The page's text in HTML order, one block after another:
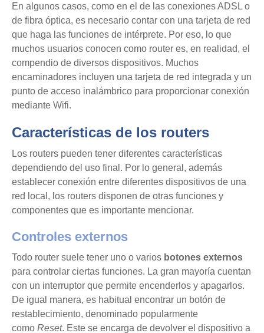
En algunos casos, como en el de las conexiones ADSL o
de fibra óptica, es necesario contar con una tarjeta de red
que haga las funciones de intérprete. Por eso, lo que
muchos usuarios conocen como router es, en realidad, el
compendio de diversos dispositivos. Muchos
encaminadores incluyen una tarjeta de red integrada y un
punto de acceso inalámbrico para proporcionar conexión
mediante Wifi.
Características de los routers
Los routers pueden tener diferentes características
dependiendo del uso final. Por lo general, además
establecer conexión entre diferentes dispositivos de una
red local, los routers disponen de otras funciones y
componentes que es importante mencionar.
Controles externos
Todo router suele tener uno o varios botones externos
para controlar ciertas funciones. La gran mayoría cuentan
con un interruptor que permite encenderlos y apagarlos.
De igual manera, es habitual encontrar un botón de
restablecimiento, denominado popularmente
como Reset. Este se encarga de devolver el dispositivo a